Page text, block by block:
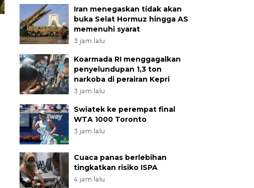
Iran menegaskan tidak akan
buka Selat Hormuz hingga AS
memenuhi syarat
3 jam lalu
Koarmada RI menggagalkan
penyelundupan 1,3 ton
narkoba di perairan Kepri
3 jam lalu
Swiatek ke perempat final
WTA 1000 Toronto
3 jam lalu
Cuaca panas berlebihan
tingkatkan risiko ISPA
4 jam lalu